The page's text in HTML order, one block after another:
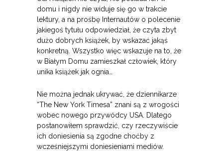
domu i nigdy nie widuje się go w trakcie
lektury, a na prośbę Internautów o polecenie
jakiegoś tytułu odpowiedział, że czyta zbyt
dużo dobrych książek, by wskazać jakąś
konkretną. Wszystko więc wskazuje na to, że
w Białym Domu zamieszkał człowiek, który
unika książek jak ognia…
Nie można jednak ukrywać, że dziennikarze
“The New York Timesa” znani są z wrogości
wobec nowego przywódcy USA. Dlatego
postanowiłem sprawdzić, czy rzeczywiście
ich doniesienia są zgodne choćby z
wcześniejszymi doniesieniami mediów.